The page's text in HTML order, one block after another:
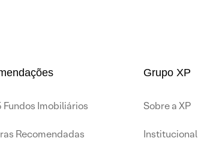
Fundos Imobiliários
Recomendadas
Grupo XP
Sobre a XP
Institucional